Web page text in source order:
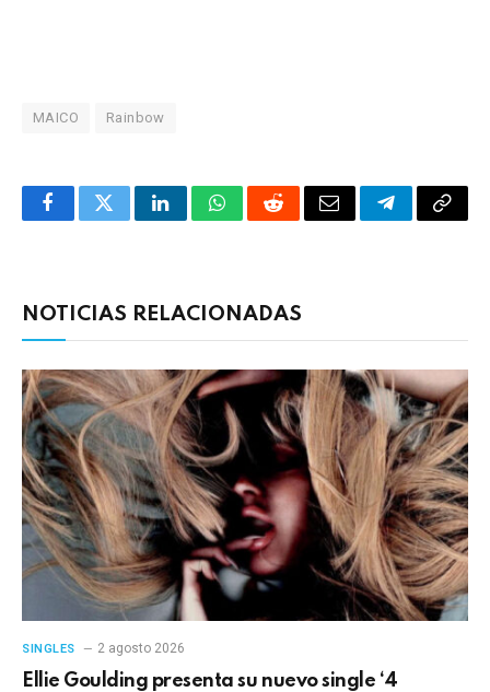
MAICO Rainbow
FacebookTwitterLinkedInWhatsAppRedditCorreoTelegrama
NOTICIAS RELACIONADAS
SINGLES 2 agosto 2026
Ellie Goulding presenta su nuevo single ‘4